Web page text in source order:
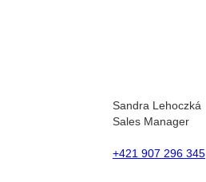
Sandra Lehoczká
Sales Manager
+421 907 296 345